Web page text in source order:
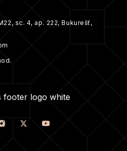
sc. 4, ap. 222, Bukurešť,